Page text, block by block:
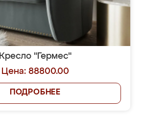
Кресло "Гермес"
Цена: 88800.00
ПОДРОБНЕЕ